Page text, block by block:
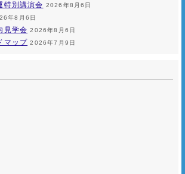
特別講演会 2026年8月6日
年8月6日
見学会 2026年8月6日
マップ 2026年7月9日